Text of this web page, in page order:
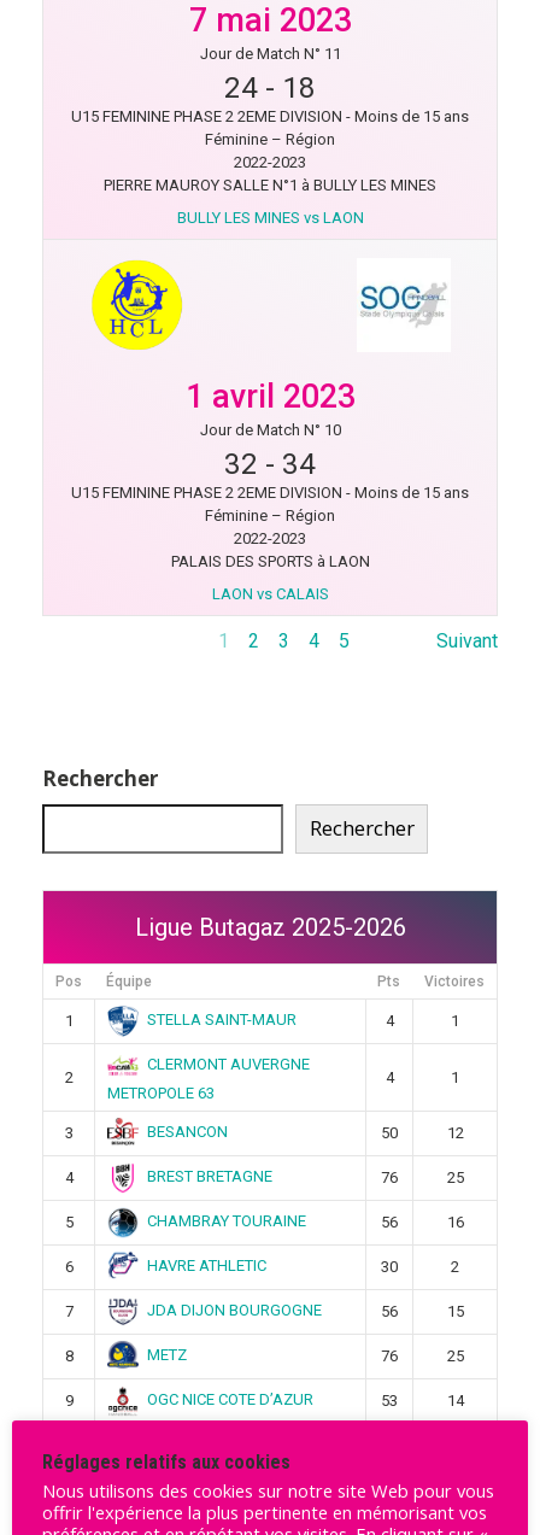
7 mai 2023
Jour de Match N° 11
24 - 18
U15 FEMININE PHASE 2 2EME DIVISION - Moins de 15 ans
Féminine – Région
2022-2023
PIERRE MAUROY SALLE N°1 à BULLY LES MINES
BULLY LES MINES vs LAON
1 avril 2023
Jour de Match N° 10
32 - 34
U15 FEMININE PHASE 2 2EME DIVISION - Moins de 15 ans
Féminine – Région
2022-2023
PALAIS DES SPORTS à LAON
LAON vs CALAIS
1 2 3 4 5 Suivant
Rechercher
Rechercher
Ligue Butagaz 2025-2026
Pos Équipe Pts Victoires
1 STELLA SAINT-MAUR 4 1
2
CLERMONT AUVERGNE
METROPOLE 63
4 1
3 BESANCON 50 12
4 BREST BRETAGNE 76 25
5 CHAMBRAY TOURAINE 56 16
6 HAVRE ATHLETIC 30 2
7 JDA DIJON BOURGOGNE 56 15
8 METZ 76 25
9 OGC NICE COTE D’AZUR 53 14
11 PLAN DE CUQUES 52 13
Réglages relatifs aux cookies
Nous utilisons des cookies sur notre site Web pour vous
offrir l'expérience la plus pertinente en mémorisant vos